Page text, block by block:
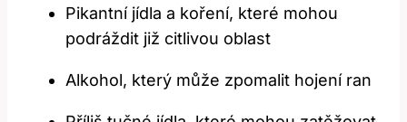
Pikantní jídla a koření, které mohou
podráždit již citlivou oblast
Alkohol, který může zpomalit hojení ran